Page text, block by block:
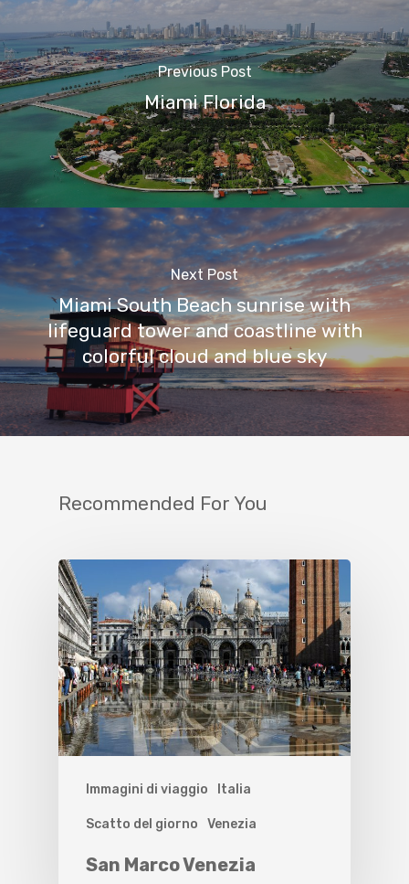
Previous Post
Miami Florida
Next Post
Miami South Beach sunrise with
lifeguard tower and coastline with
colorful cloud and blue sky
Recommended For You
Immagini di viaggio Italia
Scatto del giorno Venezia
San Marco Venezia